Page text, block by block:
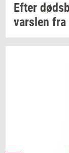
Efter
vars­len fra